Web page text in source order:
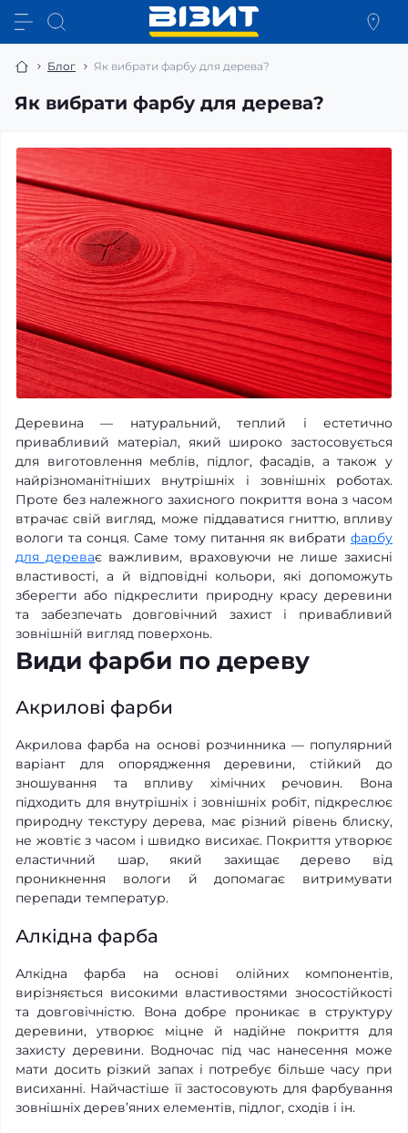
Блог Як вибрати фарбу для дерева?
Як вибрати фарбу для дерева?
Деревина — натуральний, теплий і естетично
привабливий матеріал, який широко застосовується
для виготовлення меблів, підлог, фасадів, а також у
найрізноманітніших внутрішніх і зовнішніх роботах.
Проте без належного захисного покриття вона з часом
втрачає свій вигляд, може піддаватися гниттю, впливу
вологи та сонця. Саме тому питання як вибрати фарбу
для дереває важливим, враховуючи не лише захисні
властивості, а й відповідні кольори, які допоможуть
зберегти або підкреслити природну красу деревини
та забезпечать довговічний захист і привабливий
зовнішній вигляд поверхонь.
Види фарби по дереву
Акрилові фарби
Акрилова фарба на основі розчинника — популярний
варіант для опорядження деревини, стійкий до
зношування та впливу хімічних речовин. Вона
підходить для внутрішніх і зовнішніх робіт, підкреслює
природну текстуру дерева, має різний рівень блиску,
не жовтіє з часом і швидко висихає. Покриття утворює
еластичний шар, який захищає дерево від
проникнення вологи й допомагає витримувати
перепади температур.
Алкідна фарба
Алкідна фарба на основі олійних компонентів,
вирізняється високими властивостями зносостійкості
та довговічністю. Вона добре проникає в структуру
деревини, утворює міцне й надійне покриття для
захисту деревини. Водночас під час нанесення може
мати досить різкий запах і потребує більше часу при
висиханні. Найчастіше її застосовують для фарбування
зовнішніх дерев’яних елементів, підлог, сходів і ін.